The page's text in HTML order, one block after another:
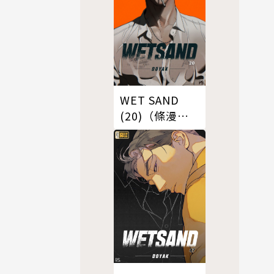
WET SAND
(20)（條漫
版）